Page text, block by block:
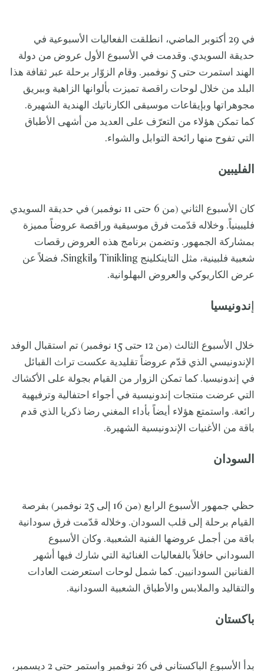
في 29 أكتوبر الماضي، انطلقت الفعاليات الأسبوعية في
حديقة السويدي. وقدمت في الأسبوع الأول عروض من دولة
الهند استمرت حتى 5 نوفمبر. وقام الزوّار برحلة عبر ثقافة هذا
البلد من خلال لوحات راقصة تميزت بألوانها الزاهية وببريق
مجوهراتها وبإيقاعات موسيقى الكارناتيك الهندية الشهيرة.
كما تمكن هؤلاء من التعرّف على العديد من أشهى الأطباق
التي تفوح منها رائحة التوابل والشواء.
الفليبين
كان الأسبوع الثاني (من 6 حتى 11 نوفمبر) في حديقة السويدي
فليبينياً. وخلاله قدّمت فرق موسيقية وراقصة عروضاً مميزة
بمشاركة الجمهور. وتضمن برنامج هذه العروض رقصات
شعبية فلبينية، مثل التاينكلينج Tinikling وSingkil، فضلاً عن
عرض الكاريوكي والعروض البهلوانية.
ندونيسيا
خلال الأسبوع الثالث (من 12 حتى 15 نوفمبر) تم استقبال الوفد
الإندونيسي الذي قدّم عروضاً تقليدية عكست تراث القبائل
في إندونيسيا. كما تمكن الزوار من القيام بجولة على الأكشاك
التي عرضت منتجات إندونيسية في أجواء احتفالية وترفيهية
رائعة. واستمتع هؤلاء أيضاً بأداء المغني رضا ذكريا الذي قدم
باقة من الأغنيات الإندونيسية الشهيرة.
السودان
حظي جمهور الأسبوع الرابع (من 16 إلى 25 نوفمبر) بفرصة
القيام برحلة إلى قلب السودان. وخلاله قدّمت فرق سودانية
باقة من أجمل عروضها الفنية الشعبية. وكان الأسبوع
السوداني حافلاً بالفعاليات الغنائية التي شارك فيها أشهر
الفنانين السودانيين. كما شمل لوحات استعرضت العادات
والتقاليد والملابس والأطباق الشعبية السودانية.
باكستان
بدأ الأسبوع الباكستاني في 26 نوفمبر واستمر حتى 2 ديسمبر،